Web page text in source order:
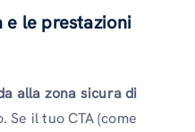
le prestazioni
alla zona sicura di
il tuo CTA (come